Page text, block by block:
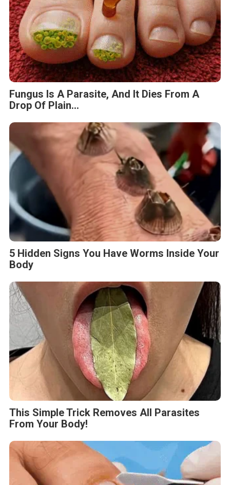
Fungus Is A Parasite, And It Dies From A
Drop Of Plain...
5 Hidden Signs You Have Worms Inside Your
Body
This Simple Trick Removes All Parasites
From Your Body!